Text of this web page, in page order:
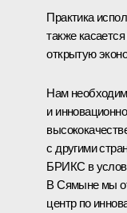
Практика
также
открытую
Нам
и
с другими
БРИКС в
В Сямыне мы
центр по